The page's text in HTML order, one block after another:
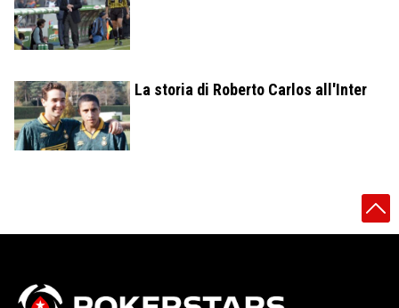
La storia di Roberto Carlos all'Inter